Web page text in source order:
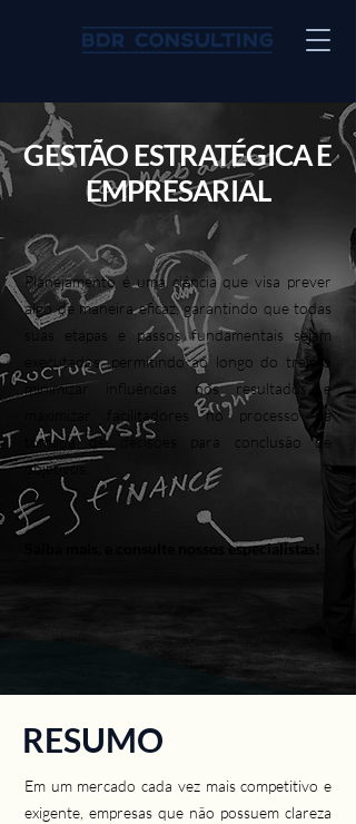
GESTÃO ESTRATÉGICA E
EMPRESARIAL
Planejamento é uma ciência que visa prever
algo de maneira eficaz, garantindo que todas
suas etapas e passos fundamentais sejam
executados, permitindo ao longo do trajeto
minimizar influências nos resultados e
maximizar facilitadores no processo da
tomada de decisões para conclusão de
objetivos.
Saiba mais, e consulte nossos especialistas!
RESUMO
Em um mercado cada vez mais competitivo e
exigente, empresas que não possuem clareza